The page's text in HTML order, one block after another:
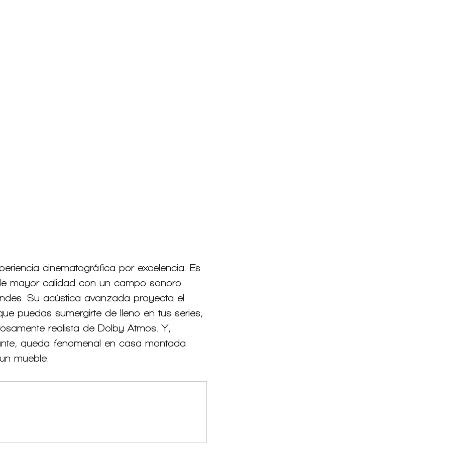
cinematográfica por excelencia. Es
mayor calidad con un campo sonoro
Su acústica avanzada proyecta el
puedas sumergirte de lleno en tus series,
realista de Dolby Atmos. Y,
queda fenomenal en casa montada
mueble.